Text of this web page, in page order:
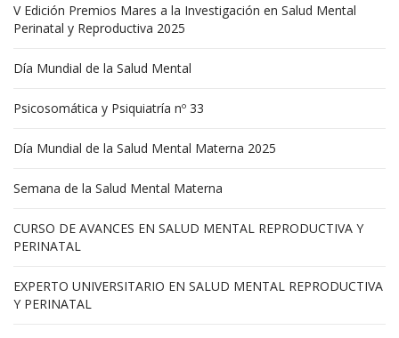
V Edición Premios Mares a la Investigación en Salud Mental
Perinatal y Reproductiva 2025
Día Mundial de la Salud Mental
Psicosomática y Psiquiatría nº 33
Día Mundial de la Salud Mental Materna 2025
Semana de la Salud Mental Materna
CURSO DE AVANCES EN SALUD MENTAL REPRODUCTIVA Y
PERINATAL
EXPERTO UNIVERSITARIO EN SALUD MENTAL REPRODUCTIVA
Y PERINATAL